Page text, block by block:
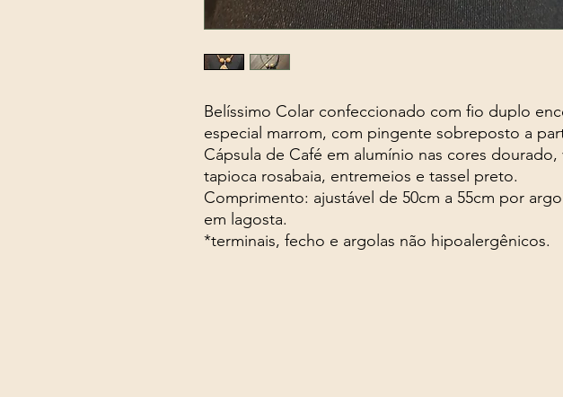
Belíssimo Colar confeccionado com fio duplo
especial marrom, com pingente sobreposto a
Cápsula de Café em alumínio nas cores dourado,
tapioca rosabaia, entremeios e tassel preto.
Comprimento: ajustável de 50cm a 55cm por
em lagosta.
*terminais, fecho e argolas não hipoalergênicos.